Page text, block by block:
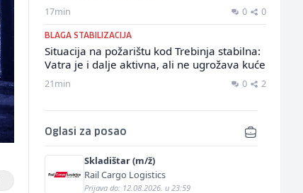
17min 0 0
BLAGA STABILIZACIJA
Situacija na požarištu kod Trebinja stabilna:
Vatra je i dalje aktivna, ali ne ugrožava kuće
21min 0 2
Oglasi za posao
Skladištar (m/ž)
Rail Cargo Logistics
Prijava do: 12.08.2026. u 23:59